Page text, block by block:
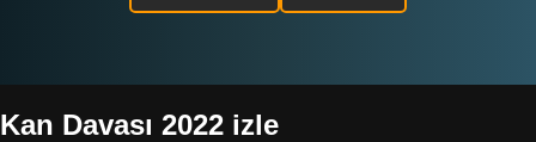
Kan Davası 2022 izle